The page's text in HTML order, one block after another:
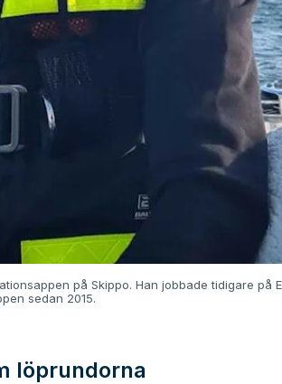
på Skippo. Han jobbade tidigare på
sedan 2015.
löprundorna